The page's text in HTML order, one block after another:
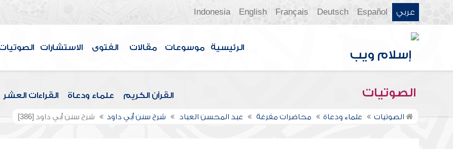
عربي Español
Deutsch
Français
English
Indonesia
الرئيسية موسوعات مقالات الفتوى الاستشارات
الصوتيات القرآن الكريم علماء ودعاة القراءات العشر
الصوتيات علماء ودعاة محاضرات مفرغة عبد المحسن العباد شرح سنن أبي داود شرح سنن أبي داود [386]